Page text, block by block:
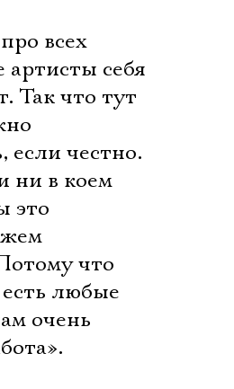
всех
артисты себя
Так что тут
если честно.
ни в коем
это
что
любые
очень